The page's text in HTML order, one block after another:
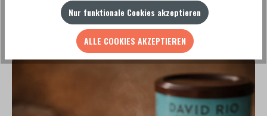
ZU UNSEREN REZEPTEN
Nur funktionale Cookies akzeptieren
ALLE COOKIES AKZEPTIEREN